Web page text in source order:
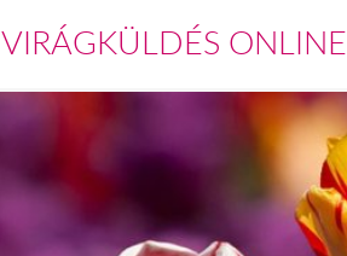
VIRÁGKÜLDÉS ONLINE